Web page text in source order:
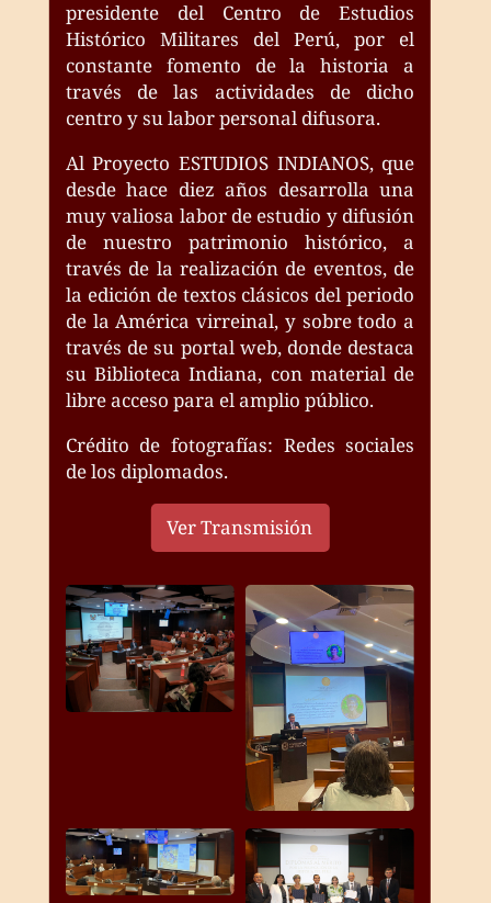
presidente del Centro de Estudios
Histórico Militares del Perú, por el
constante fomento de la historia a
través de las actividades de dicho
centro y su labor personal difusora.
Al Proyecto ESTUDIOS INDIANOS, que
desde hace diez años desarrolla una
muy valiosa labor de estudio y difusión
de nuestro patrimonio histórico, a
través de la realización de eventos, de
la edición de textos clásicos del periodo
de la América virreinal, y sobre todo a
través de su portal web, donde destaca
su Biblioteca Indiana, con material de
libre acceso para el amplio público.
Crédito de fotografías: Redes sociales
de los diplomados.
Ver Transmisión